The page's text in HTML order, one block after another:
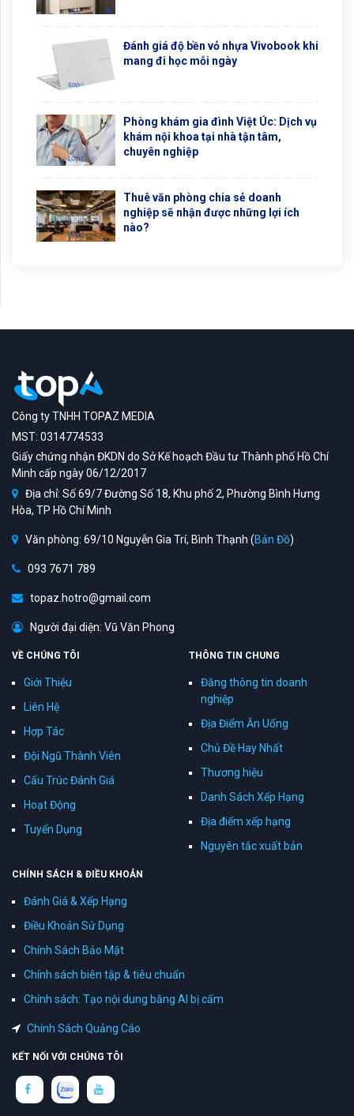
Đánh giá độ bền vỏ nhựa Vivobook khi
mang đi học mỗi ngày
Phòng khám gia đình Việt Úc: Dịch vụ
khám nội khoa tại nhà tận tâm,
chuyên nghiệp
Thuê văn phòng chia sẻ doanh
nghiệp sẽ nhận được những lợi ích
nào?
Công ty TNHH TOPAZ MEDIA
MST: 0314774533
Giấy chứng nhận ĐKDN do Sở Kế hoạch Đầu tư Thành phố Hồ Chí
Minh cấp ngày 06/12/2017
Địa chỉ: Số 69/7 Đường Số 18, Khu phố 2, Phường Bình Hưng
Hòa, TP Hồ Chí Minh
Văn phòng: 69/10 Nguyễn Gia Trí, Bình Thạnh (Bản Đồ)
093 7671 789
topaz.hotro@gmail.com
Người đại diện: Vũ Văn Phong
VỀ CHÚNG TÔI
Giới Thiệu
Liên Hệ
Hợp Tác
Đội Ngũ Thành Viên
Cấu Trúc Đánh Giá
Hoạt Động
Tuyển Dụng
THÔNG TIN CHUNG
Đăng thông tin doanh
nghiệp
Địa Điểm Ăn Uống
Chủ Đề Hay Nhất
Thương hiệu
Danh Sách Xếp Hạng
Địa điểm xếp hạng
Nguyên tắc xuất bản
CHÍNH SÁCH & ĐIỀU KHOẢN
Đánh Giá & Xếp Hạng
Điều Khoản Sử Dụng
Chính Sách Bảo Mật
Chính sách biên tập & tiêu chuẩn
Chính sách: Tạo nội dung bằng AI bị cấm
Chính Sách Quảng Cáo
KẾT NỐI VỚI CHÚNG TÔI